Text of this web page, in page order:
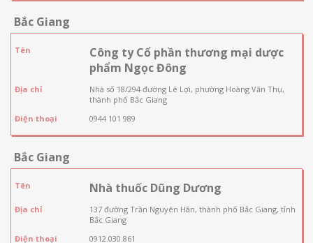
Bắc Giang
Tên
Công ty Cổ phần thương mại dược
phẩm Ngọc Đông
Địa chỉ
Nhà số 18/294 đường Lê Lợi, phường Hoàng Văn Thụ,
thành phố Bắc Giang
Điện thoại
0944 101 989
Bắc Giang
Tên Nhà thuốc Dũng Dương
Địa chỉ
137 đường Trần Nguyên Hãn, thành phố Bắc Giang, tỉnh
Bắc Giang
Điện thoại
0912.030.861